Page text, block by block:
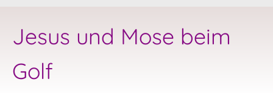
Jesus und Mose beim
Golf